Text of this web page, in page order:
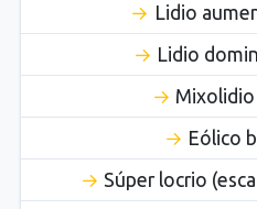
Lidio
Lidio
Mixolidio
Eólico
Súper locrio